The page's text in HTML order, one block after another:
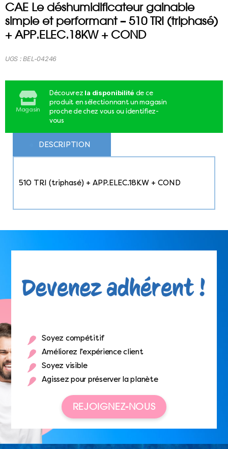
CAE Le déshumidificateur gainable
simple et performant – 510 TRI (triphasé)
+ APP.ELEC.18KW + COND
Magasin
Découvrez la disponibilité de ce
produit en sélectionnant un magasin
proche de chez vous ou identifiez-
vous
UGS :BEL-04246
DESCRIPTION
510 TRI (triphasé) + APP.ELEC.18KW + COND
Soyez compétitif
Améliorez l’expérience client
Soyez visible
Agissez pour préserver la planète
REJOIGNEZ-NOUS